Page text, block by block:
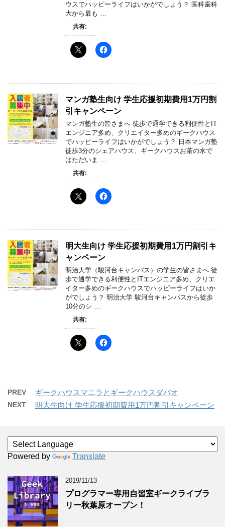
ウスでハッピーライフはいかがでしょう？ 医科歯科
大から最も …
共有:
マンガ塾生向け 学生応援初期費用1万円割
引キャンペーン
マンガ塾生の皆さまへ 徒歩で通学できる利便性とIT
エンジニア多め、クリエイター多めのギークハウス
でハッピーライフはいかがでしょう？ 日本マンガ塾
徒歩3分のシェアハウス、ギークハウスお茶の水で
はただいま …
共有:
明大生向け 学生応援初期費用1万円割引キ
ャンペーン
明治大学（駿河台キャンパス）の学生の皆さまへ 徒
歩で通学できる利便性とITエンジニア多め、クリエ
イター多めのギークハウスでハッピーライフはいか
がでしょう？ 明治大学 駿河台キャンパスから徒歩
10分のシ …
共有:
PREV ギークハウスマニラとギークハウスダバオ
NEXT 明大生向け 学生応援初期費用1万円割引キャンペーン
Powered by Translate
2019/11/13
プログラマー専用自習室ギークライブラ
リー秋葉原オープン！